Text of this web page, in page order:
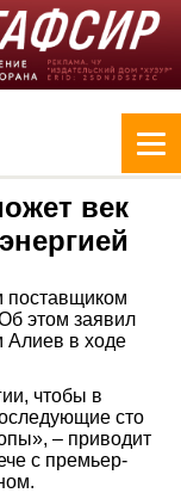
век
этом заявил
Алиев в ходе
чтобы в
сто
– приводит
с премьер-